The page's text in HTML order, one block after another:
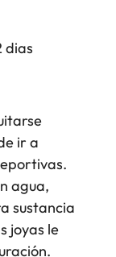
dias
ir a
agua,
sustancia
joyas le